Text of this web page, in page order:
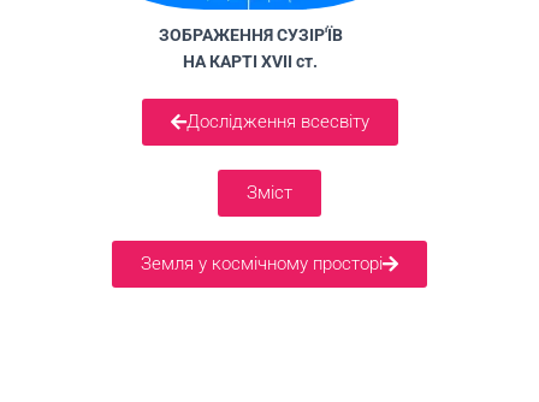
ЗОБРАЖЕННЯ СУЗІР'ЇВ
НА КАРТІ XVII ст.
Дослідження всесвіту
Зміст
Земля у космічному просторі